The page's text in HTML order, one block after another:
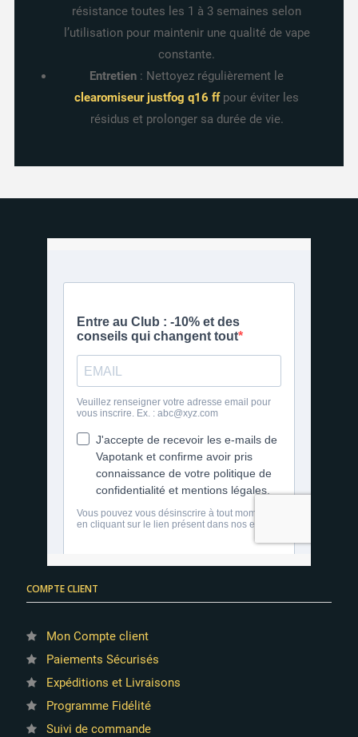
résistance toutes les 1 à 3 semaines selon
l’utilisation pour maintenir une qualité de vape
constante.
Entretien : Nettoyez régulièrement le
clearomiseur justfog q16 ffpour éviter les
résidus et prolonger sa durée de vie.
COMPTE CLIENT
Mon Compte client
Paiements Sécurisés
Expéditions et Livraisons
Programme Fidélité
Suivi de commande